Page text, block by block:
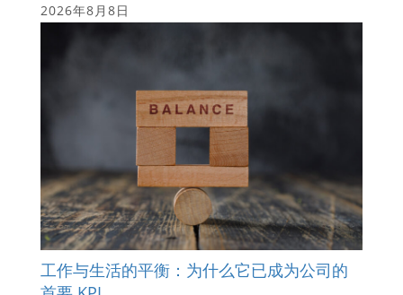
2026年8月8日
工作与生活的平衡：为什么它已成为公司的